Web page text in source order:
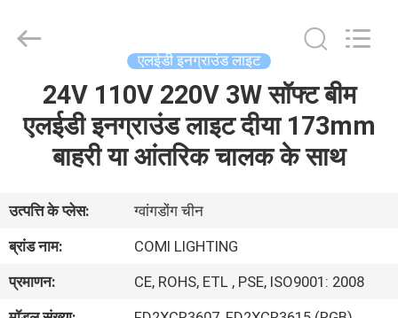
उत्पादों
हमारे
बारे
में
LIGHTING
LIMITED.
एलईडी इनग्राउंड लाइट
24V 110V 220V 3W सॉफ्ट बीम
एलईडी इनग्राउंड लाइट दीया 173mm
बाहरी या आंतरिक चालक के साथ
उत्पत्ति के प्लेस:
ग्वांगडोंग चीन
ब्रांड नाम:
COMI LIGHTING
प्रमाणन:
CE, ROHS, ETL , PSE, ISO9001: 2008